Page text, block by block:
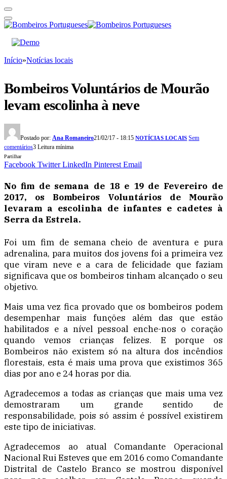
Início»Notícias locais
Bombeiros Voluntários de Mourão
levam escolinha à neve
Postado por: Ana Romaneiro21/02/17 - 18:15 NOTÍCIAS LOCAIS Sem
comentários3 Leitura mínima
Partilhar
Facebook Twitter LinkedIn Pinterest Email
No fim de semana de 18 e 19 de Fevereiro de
2017, os Bombeiros Voluntários de Mourão
levaram a escolinha de infantes e cadetes à
Serra da Estrela.
Foi um fim de semana cheio de aventura e pura
adrenalina, para muitos dos jovens foi a primeira vez
que viram neve e a cara de felicidade que faziam
significava que os bombeiros tinham alcançado o seu
objetivo.
Mais uma vez fica provado que os bombeiros podem
desempenhar mais funções além das que estão
habilitados e a nível pessoal enche-nos o coração
quando vemos crianças felizes. E porque os
Bombeiros não existem só na altura dos incêndios
florestais, esta é mais uma prova que existimos 365
dias por ano e 24 horas por dia.
Agradecemos a todas as crianças que mais uma vez
demostraram um grande sentido de
responsabilidade, pois só assim é possível existirem
este tipo de iniciativas.
Agradecemos ao atual Comandante Operacional
Nacional Rui Esteves que em 2016 como Comandante
Distrital de Castelo Branco se mostrou disponível